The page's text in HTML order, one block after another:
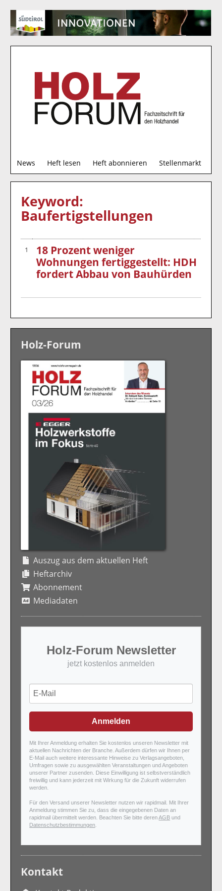
News Heft lesen Heft abonnieren Stellenmarkt
u
c
Keyword:
Baufertigstellungen
1
18 Prozent weniger
Wohnungen fertiggestellt: HDH
fordert Abbau von Bauhürden
Holz-Forum
Auszug aus dem aktuellen Heft
Heftarchiv
Abonnement
Mediadaten
Holz-Forum Newsletter
jetzt kostenlos anmelden
Anmelden
Mit Ihrer Anmeldung erhalten Sie kostenlos unseren Newsletter mit
aktuellen Nachrichten der Branche. Außerdem dürfen wir Ihnen per
E-Mail auch weitere interessante Hinweise zu Verlagsangeboten,
Umfragen sowie zu ausgewählten Veranstaltungen und Angeboten
unserer Partner zusenden. Diese Einwilligung ist selbstverständlich
freiwillig und kann jederzeit mit Wirkung für die Zukunft widerrufen
werden.
Für den Versand unserer Newsletter nutzen wir rapidmail. Mit Ihrer
Anmeldung stimmen Sie zu, dass die eingegebenen Daten an
rapidmail übermittelt werden. Beachten Sie bitte derenAGB und
Datenschutzbestimmungen
Kontakt